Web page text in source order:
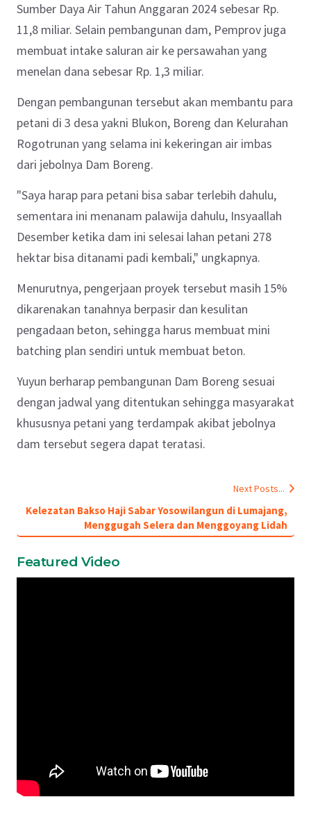
Sumber Daya Air Tahun Anggaran 2024 sebesar Rp.
11,8 miliar. Selain pembangunan dam, Pemprov juga
membuat intake saluran air ke persawahan yang
menelan dana sebesar Rp. 1,3 miliar.
Dengan pembangunan tersebut akan membantu para
petani di 3 desa yakni Blukon, Boreng dan Kelurahan
Rogotrunan yang selama ini kekeringan air imbas
dari jebolnya Dam Boreng.
"Saya harap para petani bisa sabar terlebih dahulu,
sementara ini menanam palawija dahulu, Insyaallah
Desember ketika dam ini selesai lahan petani 278
hektar bisa ditanami padi kembali," ungkapnya.
Menurutnya, pengerjaan proyek tersebut masih 15%
dikarenakan tanahnya berpasir dan kesulitan
pengadaan beton, sehingga harus membuat mini
batching plan sendiri untuk membuat beton.
Yuyun berharap pembangunan Dam Boreng sesuai
dengan jadwal yang ditentukan sehingga masyarakat
khususnya petani yang terdampak akibat jebolnya
dam tersebut segera dapat teratasi.
Next Posts...
Kelezatan Bakso Haji Sabar Yosowilangun di Lumajang,
Menggugah Selera dan Menggoyang Lidah
Featured Video